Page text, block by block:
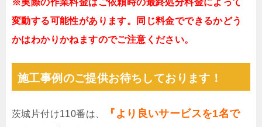
※実際の作業料金はご依頼時の最終処分料金によって
変動する可能性があります。同じ料金でできるかどう
かはわかりかねますのでご注意ください。
施工事例のご提供お待ちしております！
茨城片付け110番は、
『より良いサービスを1名で